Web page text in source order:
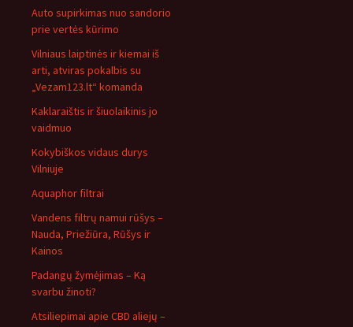
Auto supirkimas nuo sandorio
prie vertės kūrimo
Vilniaus laiptinės ir kiemai iš
arti, atviras pokalbis su
„Vezam123.lt“ komanda
Kaklaraištis ir šiuolaikinis jo
vaidmuo
Kokybiškos vidaus durys
Vilniuje
Aquaphor filtrai
Vandens filtrų namui rūšys –
Nauda, Priežiūra, Rūšys ir
Kainos
Padangų žymėjimas – Ką
svarbu žinoti?
Atsiliepimai apie CBD aliejų –